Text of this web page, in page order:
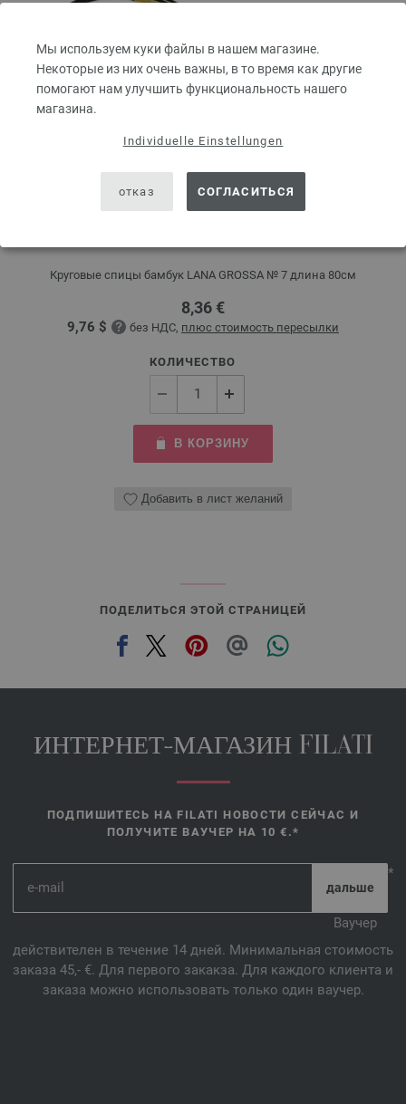
Мы используем куки файлы в нашем магазине.
Некоторые из них очень важны, в то время как другие
помогают нам улучшить функциональность нашего
магазина.
Individuelle Einstellungen
отказ СОГЛАСИТЬСЯ
Круговые спицы бамбук LANA GROSSA № 7 длина 80см
8,36 €
9,76 $ без НДС, плюс стоимость пересылки
КОЛИЧЕСТВО
В КОРЗИНУ
Добавить в лист желаний
ПОДЕЛИТЬСЯ ЭТОЙ СТРАНИЦЕЙ
ИНТЕРНЕТ-МАГАЗИН FILATI
ПОДПИШИТЕСЬ НА FILATI НОВОСТИ СЕЙЧАС И
ПОЛУЧИТЕ ВАУЧЕР НА 10 €.*
*
Ваучер
действителен в течение 14 дней. Минимальная стоимость
заказа 45,- €. Для первого закакза. Для каждого клиента и
заказа можно использовать только один ваучер.